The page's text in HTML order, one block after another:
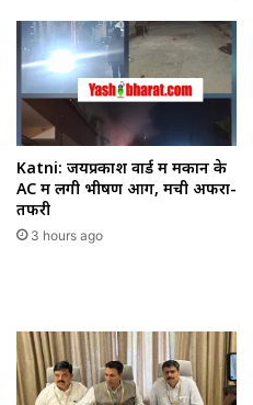
Katni: जयप्रकाश वार्ड में मकान के
AC में लगी भीषण आग, मची अफरा-
तफरी
3 hours ago